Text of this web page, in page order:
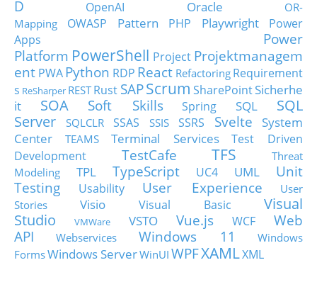
D
OpenAI Oracle
OR-
Mapping
OWASP Pattern PHP Playwright
Power
Apps
Power
Platform PowerShell Project Projektmanagem
ent PWA Python RDP React Refactoring Requirement
s ReSharper RESTRust SAPScrum SharePointSicherhe
it
SOA Soft Skills Spring SQL
SQL
Server
SQLCLR SSAS SSIS SSRS Svelte
System
Center
TEAMS Terminal Services
Test Driven
Development
TestCafe TFS
Threat
Modeling
TPL TypeScript UC4 UML
Unit
Testing
Usability User Experience
User
Stories
Visio Visual Basic
Visual
Studio
VMWare VSTO Vue.js WCF
Web
API
Webservices Windows 11
Windows
FormsWindows ServerWinUI WPFXAMLXML